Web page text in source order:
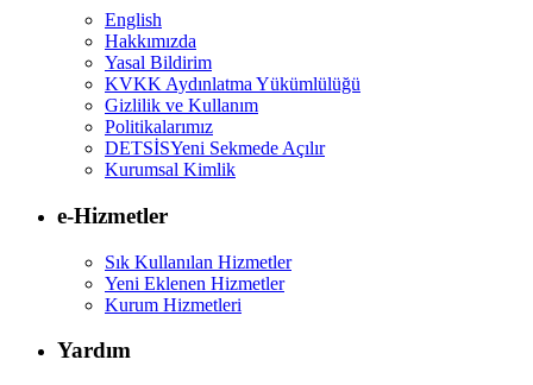
English
Hakkımızda
Yasal Bildirim
KVKK Aydınlatma Yükümlülüğü
Gizlilik ve Kullanım
Politikalarımız
DETSİSYeni Sekmede Açılır
Kurumsal Kimlik
e-Hizmetler
Sık Kullanılan Hizmetler
Yeni Eklenen Hizmetler
Kurum Hizmetleri
Yardım